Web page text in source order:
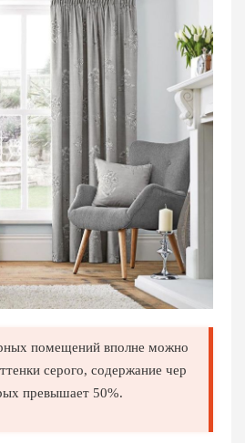
помещений вполне можно
серого, содержание чер
превышает 50%.